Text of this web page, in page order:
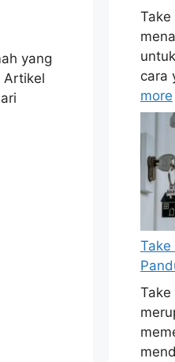
yang
Artikel
Take
cara
more
Take
Take